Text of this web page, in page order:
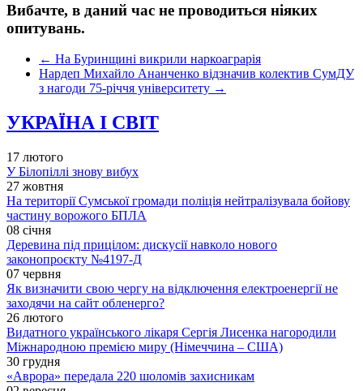
Вибачте, в даний час не проводиться ніяких
опитувань.
← На Буринщині викрили наркоаграрія
Нардеп Михайло Ананченко відзначив колектив СумДУ
з нагоди 75-річчя університету →
УКРАЇНА І СВІТ
17 лютого
У Білопіллі знову вибух
27 жовтня
На території Сумської громади поліція нейтралізувала бойову
частину ворожого БПЛА
08 січня
Деревина під прицілом: дискусії навколо нового
законопроєкту №4197-Д
07 червня
Як визначити свою чергу на відключення електроенергії не
заходячи на сайт обленерго?
26 лютого
Видатного українського лікаря Сергія Лисенка нагородили
Міжнародною премією миру (Німеччина – США)
30 грудня
«Аврора» передала 220 шоломів захисникам